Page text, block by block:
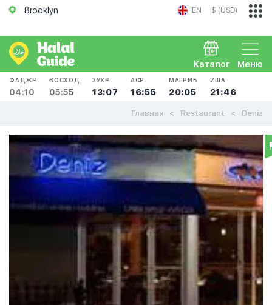
Brooklyn EN $ (USD)
Меню
Каталог
ФАДЖР
04:10
ВОСХОД
05:55
ЗУХР
13:07
АСР
16:55
МАГРИБ
20:05
ИША
21:46
Главная Restaurant Deniz